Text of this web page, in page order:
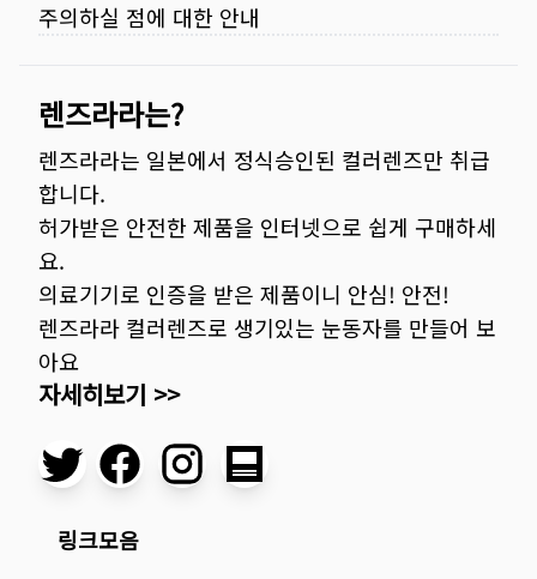
주의하실 점에 대한 안내
렌즈라라는?
렌즈라라는 일본에서 정식승인된 컬러렌즈만 취급
합니다.
허가받은 안전한 제품을 인터넷으로 쉽게 구매하세
요.
의료기기로 인증을 받은 제품이니 안심! 안전!
렌즈라라 컬러렌즈로 생기있는 눈동자를 만들어 보
아요
자세히보기 >>
링크모음